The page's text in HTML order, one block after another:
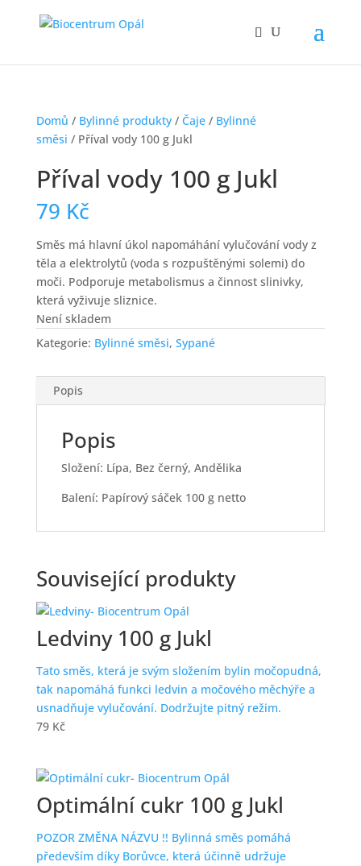
Domů / Bylinné produkty/ Čaje/ Bylinné
směsi / Příval vody 100 g Jukl
Příval vody 100 g Jukl
79 Kč
Směs má hlavní úkol napomáhání vylučování vody z
těla a elektrolytů (voda s rozpuštěnými solemi) do
moči. Podporuje metabolismus a činnost slinivky,
která vyživuje sliznice.
Není skladem
Kategorie: Bylinné směsi, Sypané
Popis
Popis
Složení: Lípa, Bez černý, Andělika
Balení: Papírový sáček 100 g netto
Související produkty
Ledviny 100 g Jukl
Tato směs, která je svým složením bylin močopudná,
tak napomáhá funkci ledvin a močového měchýře a
usnadňuje vylučování. Dodržujte pitný režim.
79 Kč
Optimální cukr 100 g Jukl
POZOR ZMĚNA NÁZVU !! Bylinná směs pomáhá
především díky Borůvce, která účinně udržuje